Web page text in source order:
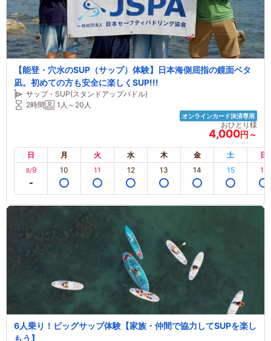
【能登・穴水のSUP（サップ）体験】日本海側屈指の鏡面ベタ
凪。初めての方も安全に楽しくSUP!!!
サップ・SUP(スタンドアップパドル)
2時間
1人～20人
オンラインカード決済専用
おひとり様
4,000円～
日 月 火 水 木 金 土 日
8/9 10 11 12 13 14 15 16
6人乗り！ビッグサップ体験【家族・仲間で協力してSUPを楽し
もう】